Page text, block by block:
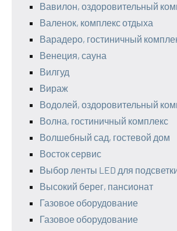
Вавилон, оздоровительный
Валенок, комплекс отдыха
Варадеро, гостиничный
Венеция, сауна
Вилгуд
Вираж
Водолей, оздоровительный
Волна, гостиничный комплекс
Волшебный сад, гостевой дом
Восток сервис
Выбор ленты LED для
Высокий берег, пансионат
Газовое оборудование
Газовое оборудование